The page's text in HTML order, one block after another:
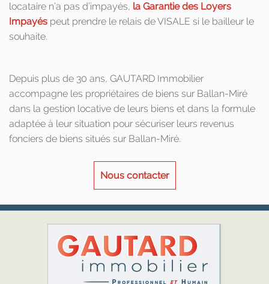
locataire n’a pas d’impayés, la Garantie des Loyers
Impayés peut prendre le relais de VISALE si le bailleur le
souhaite.
Depuis plus de 30 ans, GAUTARD Immobilier
accompagne les propriétaires de biens sur Ballan-Miré
dans la gestion locative de leurs biens et dans la formule
adaptée à leur situation pour sécuriser leurs revenus
fonciers de biens situés sur Ballan-Miré.
Nous contacter